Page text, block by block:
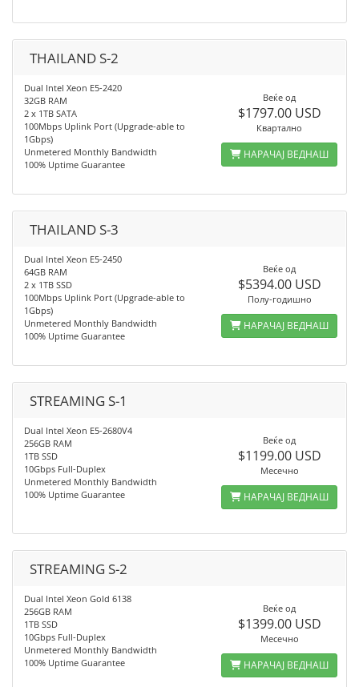
THAILAND S-2
Dual Intel Xeon E5-2420
32GB RAM
2 x 1TB SATA
100Mbps Uplink Port (Upgrade-able to
1Gbps)
Unmetered Monthly Bandwidth
100% Uptime Guarantee
Веќе од
$1797.00 USD
Квартално
НАРАЧАЈ ВЕДНАШ
THAILAND S-3
Dual Intel Xeon E5-2450
64GB RAM
2 x 1TB SSD
100Mbps Uplink Port (Upgrade-able to
1Gbps)
Unmetered Monthly Bandwidth
100% Uptime Guarantee
Веќе од
$5394.00 USD
Полу-годишно
НАРАЧАЈ ВЕДНАШ
STREAMING S-1
Dual Intel Xeon E5-2680V4
256GB RAM
1TB SSD
10Gbps Full-Duplex
Unmetered Monthly Bandwidth
100% Uptime Guarantee
Веќе од
$1199.00 USD
Месечно
НАРАЧАЈ ВЕДНАШ
STREAMING S-2
Dual Intel Xeon Gold 6138
256GB RAM
1TB SSD
10Gbps Full-Duplex
Unmetered Monthly Bandwidth
100% Uptime Guarantee
Веќе од
$1399.00 USD
Месечно
НАРАЧАЈ ВЕДНАШ